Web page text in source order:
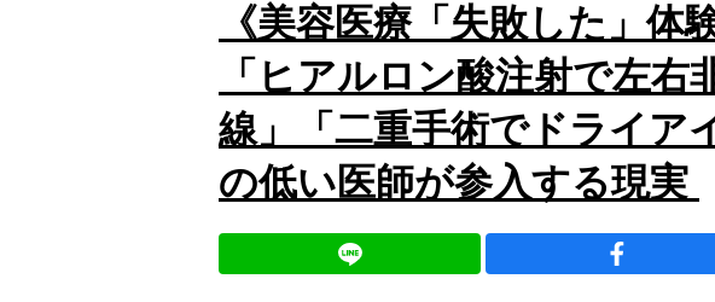
《美容医療「失敗した」体
「ヒアルロン酸注射で左右
線」「二重手術でドライア
の低い医師が参入する現実